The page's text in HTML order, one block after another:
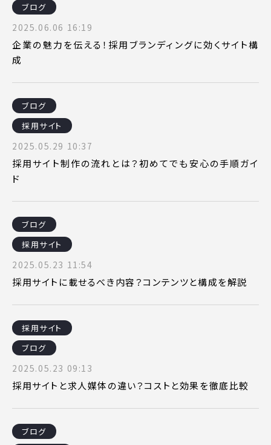
ブログ
2025.06.06 16:19
企業の魅力を伝える！採用ブランディングに効くサイト構
成
ブログ
採用サイト
2025.05.29 10:37
採用サイト制作の流れとは？初めてでも安心の手順ガイ
ド
ブログ
採用サイト
2025.05.23 11:54
採用サイトに載せるべき内容？コンテンツと構成を解説
採用サイト
ブログ
2025.05.23 09:13
採用サイトと求人媒体の違い？コストと効果を徹底比較
ブログ